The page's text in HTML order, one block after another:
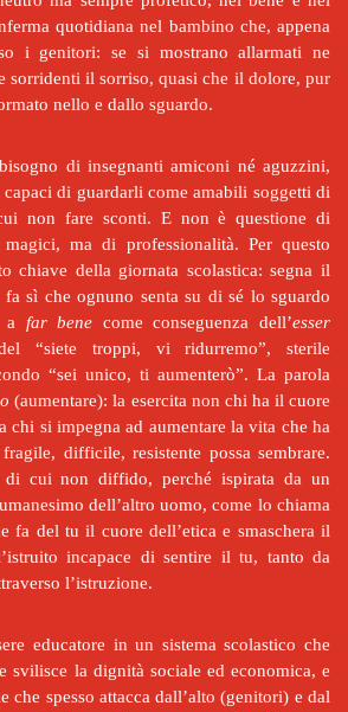
quotidiana nel bambino che, appena
i genitori: se si mostrano allarmati ne
sorridenti il sorriso, quasi che il dolore, pur
nello e dallo sguardo.
di insegnanti amiconi né aguzzini,
di guardarli come amabili soggetti di
non fare sconti. E non è questione di
ma di professionalità. Per questo
chiave della giornata scolastica: segna il
sì che ognuno senta su di sé lo sguardo
a far bene come conseguenza dell’esser
“siete troppi, vi ridurremo”, sterile
“sei unico, ti aumenterò”. La parola
(aumentare): la esercita non chi ha il cuore
chi si impegna ad aumentare la vita che ha
difficile, resistente possa sembrare.
di cui non diffido, perché ispirata da un
dell’altro uomo, come lo chiama
fa del tu il cuore dell’etica e smaschera il
incapace di sentire il tu, tanto da
l’istruzione.
educatore in un sistema scolastico che
svilisce la dignità sociale ed economica, e
che spesso attacca dall’alto (genitori) e dal